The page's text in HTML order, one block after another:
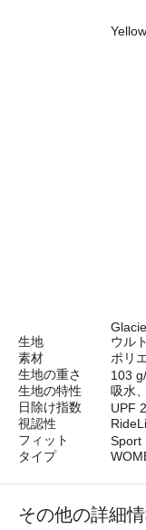
Yellow
生地
ウル
素材
ポリ
生地の重さ
103
生地の特性
吸水
日除け指数
UPF
視認性
フィット
Sport
タイプ
その他の詳細